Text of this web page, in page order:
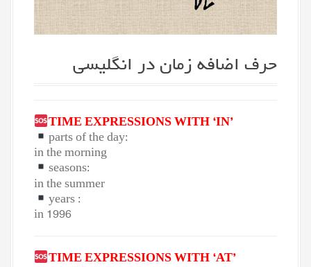
حرف اضافه زمان در انگلیسی
TIME EXPRESSIONS WITH ‘IN’
parts of the day:
in the morning
seasons:
in the summer
years :
in 1996
TIME EXPRESSIONS WITH ‘AT’